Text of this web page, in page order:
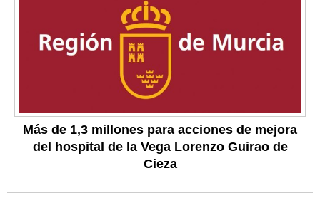
Más de 1,3 millones para acciones de mejora
del hospital de la Vega Lorenzo Guirao de
Cieza